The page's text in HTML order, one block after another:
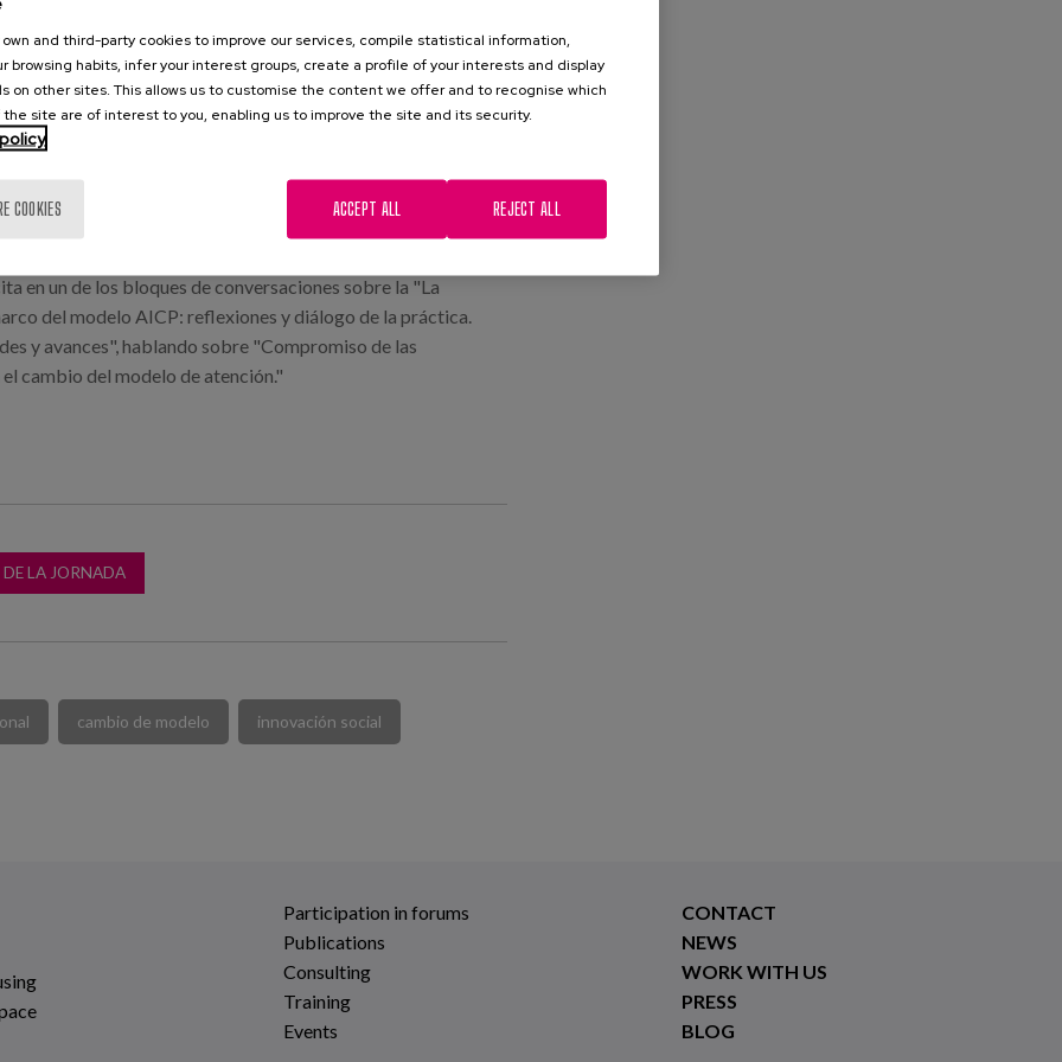
es crear un espacio de intercambio y aprendizaje
que forman parte de la Red en el que establecer la
realizado en el ámbito de la implantación del modelo
experiencias de éxito que puedan contribuir a la
para seguir transitando el camino del cambio.
e investigadora en Matia Instituto, Verónica Lozada,
en un de los bloques de conversaciones sobre la "La
del modelo AICP: reflexiones y diálogo de la práctica.
y avances", hablando sobre "Compromiso de las
cambio del modelo de atención."
LA JORNADA
cambio de modelo innovación social
Participation in forums
Publications
Consulting
Training
Events
CONTACT
NEWS
WORK WITH US
PRESS
BLOG
own and third-party cookies to improve our services, compile statistical information,
browsing habits, infer your interest groups, create a profile of your interests and display
on other sites. This allows us to customise the content we offer and to recognise which
site are of interest to you, enabling us to improve the site and its security.
COOKIES REJECT ALL
ACCEPT ALL